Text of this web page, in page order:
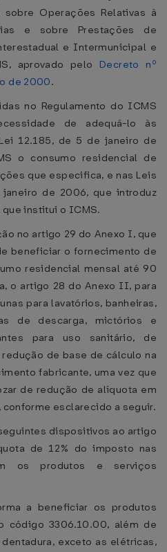
Operações Relativas à
e sobre Prestações de
e Intermunicipal e
aprovado pelo Decreto nº
de 2000.
no Regulamento do ICMS
de adequá-lo às
12.185, de 5 de janeiro de
o consumo residencial de
que especifica, e nas Leis
de 2006, que introduz
institui o ICMS.
no artigo 29 do Anexo I, que
beneficiar o fornecimento de
residencial mensal até 90
o artigo 28 do Anexo II, para
para lavatórios, banheiras,
de descarga, mictórios e
para uso sanitário, de
de base de cálculo na
fabricante, uma vez que
de redução de alíquota em
esclarecido a seguir.
dispositivos ao artigo
de 12% do imposto nas
os produtos e serviços
a beneficiar os produtos
código 3306.10.00, além de
exceto as elétricas,